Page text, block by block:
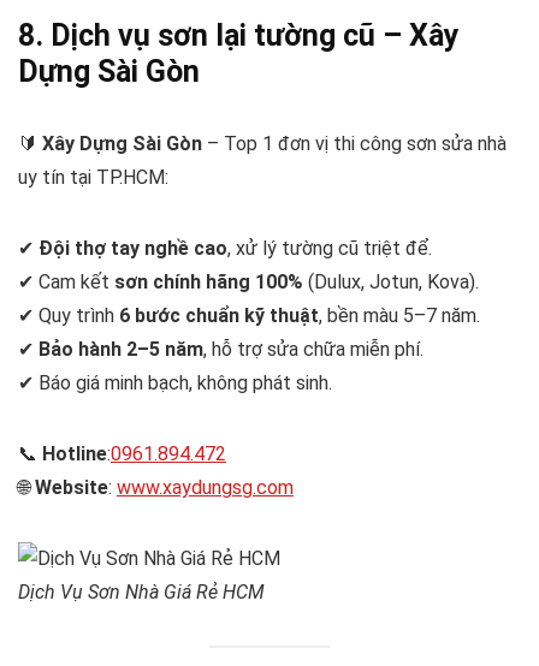
8. Dịch vụ sơn lại tường cũ – Xây
Dựng Sài Gòn
🔰 Xây Dựng Sài Gòn – Top 1 đơn vị thi công sơn sửa nhà
uy tín tại TP.HCM:
✔ Đội thợ tay nghề cao, xử lý tường cũ triệt để.
✔ Cam kết sơn chính hãng 100% (Dulux, Jotun, Kova).
✔ Quy trình 6 bước chuẩn kỹ thuật, bền màu 5–7 năm.
✔ Bảo hành 2–5 năm, hỗ trợ sửa chữa miễn phí.
✔ Báo giá minh bạch, không phát sinh.
📞 Hotline:0961.894.472
🌐Website: www.xaydungsg.com
Dịch Vụ Sơn Nhà Giá Rẻ HCM